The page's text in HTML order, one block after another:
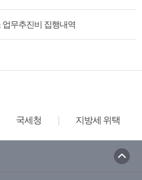
업무추진비 집행내역
국세청 지방세 위택스